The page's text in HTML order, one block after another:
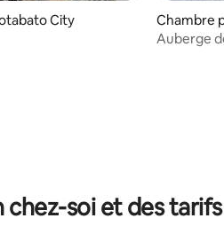
de 12 commentaires : 4,92 sur 5
City
Chambre
Auberge
soi et des